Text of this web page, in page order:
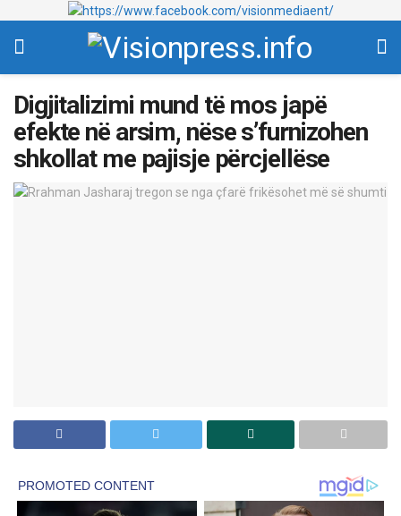
Digjitalizimi mund të mos japë
efekte në arsim, nëse s’furnizohen
shkollat me pajisje përcjellëse